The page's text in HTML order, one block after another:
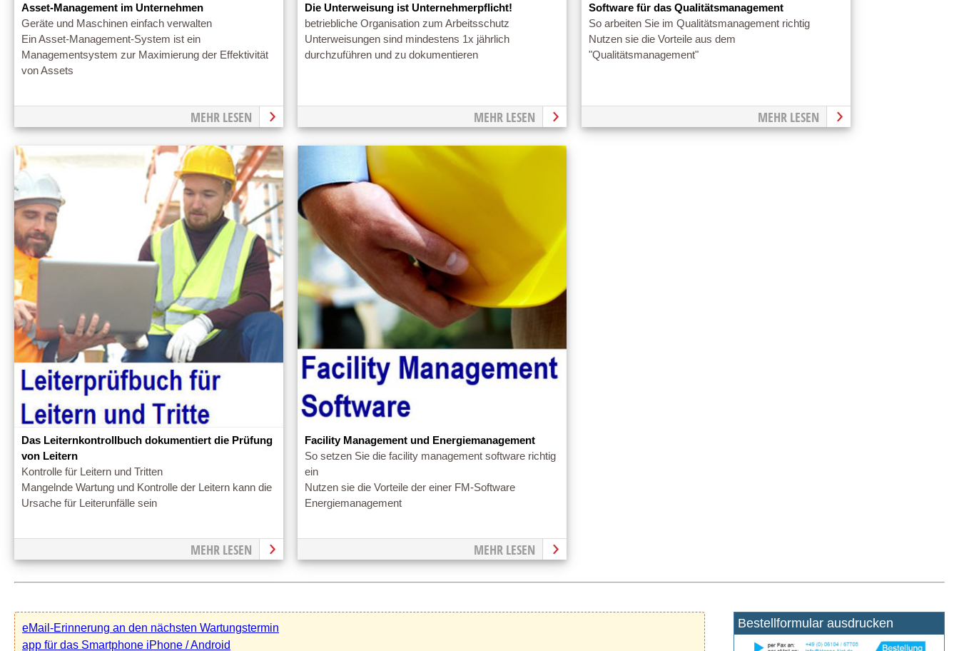
Asset-Management im Unternehmen
Geräte und Maschinen einfach verwalten
Ein Asset-Management-System ist ein
Managementsystem zur Maximierung der Effektivität
von Assets
MEHR LESEN
Die Unterweisung ist Unternehmerpflicht!
betriebliche Organisation zum Arbeitsschutz
Unterweisungen sind mindestens 1x jährlich
durchzuführen und zu dokumentieren
MEHR LESEN
Software für das Qualitätsmanagement
So arbeiten Sie im Qualitätsmanagement richtig
Nutzen sie die Vorteile aus dem
"Qualitätsmanagement"
MEHR LESEN
Das Leiternkontrollbuch dokumentiert die Prüfung
von Leitern
Kontrolle für Leitern und Tritten
Mangelnde Wartung und Kontrolle der Leitern kann die
Ursache für Leiterunfälle sein
MEHR LESEN
Facility Management und Energiemanagement
So setzen Sie die facility management software richtig
ein
Nutzen sie die Vorteile der einer FM-Software
Energiemanagement
MEHR LESEN
eMail-Erinnerung an den nächsten Wartungstermin
app für das Smartphone iPhone / Android
Bestellformular ausdrucken